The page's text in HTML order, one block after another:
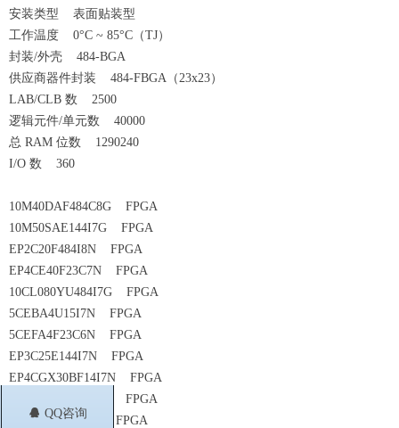
뀩 QQ咨询
安装类型 表面贴装型
工作温度 0°C ~ 85°C（TJ）
封装/外壳 484-BGA
供应商器件封装 484-FBGA（23x23）
LAB/CLB 数 2500
逻辑元件/单元数 40000
总 RAM 位数 1290240
I/O 数 360
10M40DAF484C8G FPGA
10M50SAE144I7G FPGA
EP2C20F484I8N FPGA
EP4CE40F23C7N FPGA
10CL080YU484I7G FPGA
5CEBA4U15I7N FPGA
5CEFA4F23C6N FPGA
EP3C25E144I7N FPGA
EP4CGX30BF14I7N FPGA
10M40DCF256A7G FPGA
EP4CE40F29C7N FPGA